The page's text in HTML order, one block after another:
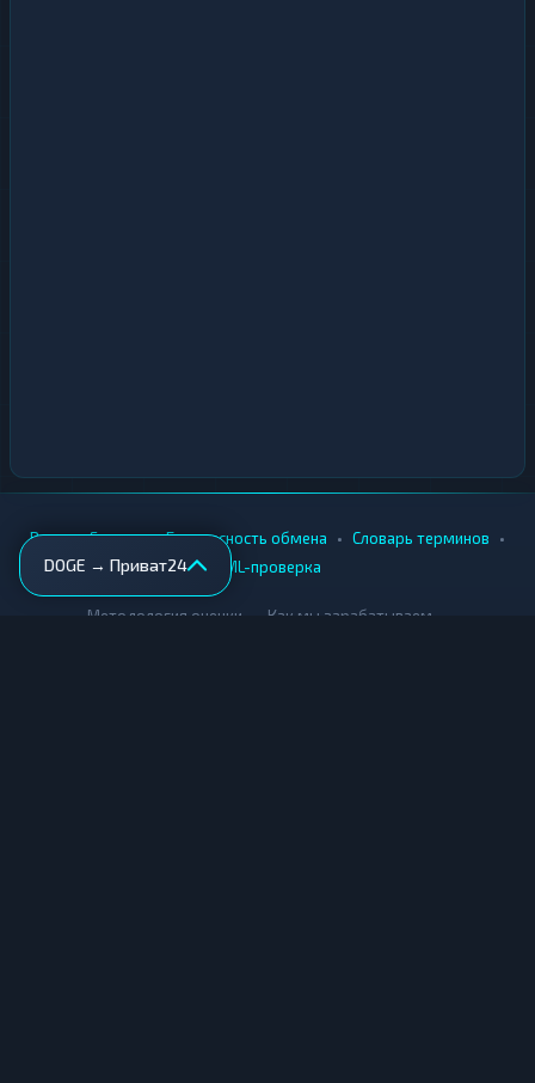
DOGE → Приват24
Вики • Города • Безопасность обмена • Словарь терминов •
AML-проверка
Методология оценки Как мы зарабатываем